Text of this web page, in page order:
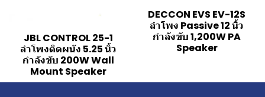
JBL CONTROL 25-1
ลำโพงติดผนัง 5.25 นิ้ว
กำลังขับ 200W Wall
Mount Speaker
DECCON EVS EV-12S
ลำโพง Passive 12 นิ้ว
กำลังขับ 1,200W PA
Speaker